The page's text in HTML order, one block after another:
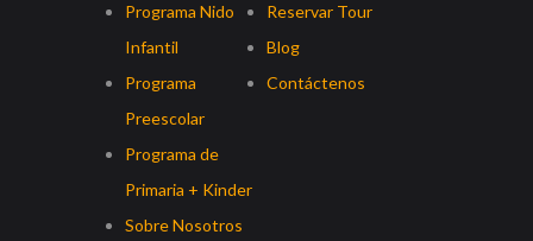
Programa Nido
Infantil
Programa
Preescolar
Programa de
Primaria + Kinder
Sobre Nosotros
Reservar Tour
Blog
Contáctenos